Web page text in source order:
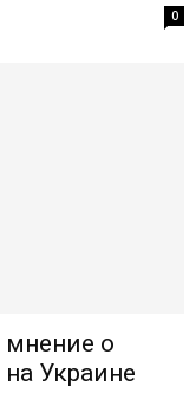
0
мнение о
Украине